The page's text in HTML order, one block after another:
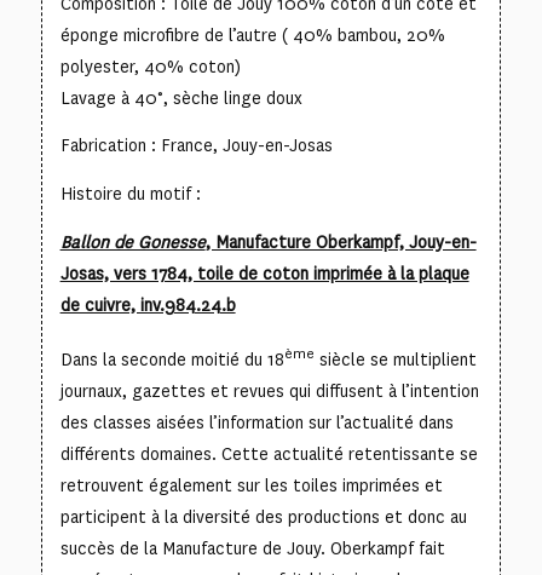
éponge microfibre de l’autre ( 40% bambou, 20%
polyester, 40% coton)
Lavage à 40°, sèche linge doux
Fabrication : France, Jouy-en-Josas
Histoire du motif :
Ballon de Gonesse, Manufacture Oberkampf, Jouy-en-
Josas, vers 1784, toile de coton imprimée à la plaque
de cuivre, inv.984.24.b
Dans la seconde moitié du 18ème siècle se multiplient
journaux, gazettes et revues qui diffusent à l’intention
des classes aisées l’information sur l’actualité dans
différents domaines. Cette actualité retentissante se
retrouvent également sur les toiles imprimées et
participent à la diversité des productions et donc au
succès de la Manufacture de Jouy. Oberkampf fait